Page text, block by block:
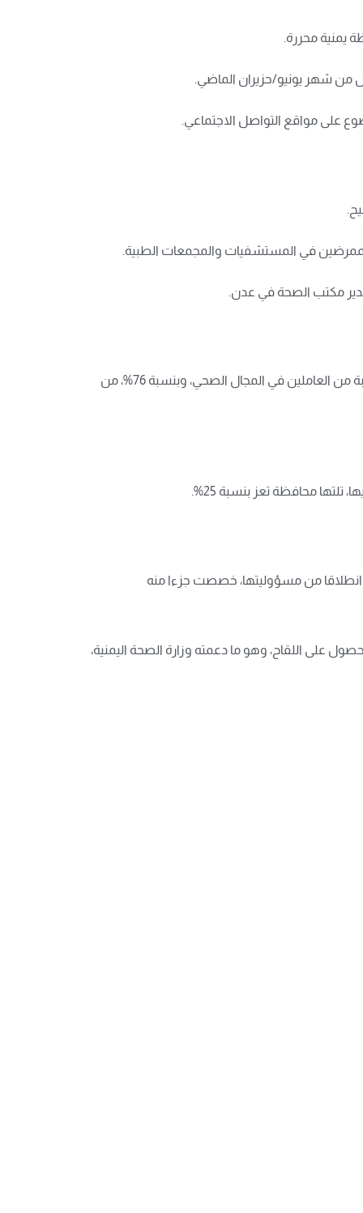
على مواقع التواصل الاجتماعي.
وفي تفاصيل الإحصائيات، كشف المسؤول الصحي أن محافظة الحديدة، غرب اليمن، تصدرت المحافظات التي طعمت أكبر نسبة من العاملين في المجال الصحي، وبنسبة 76%، من
وانطلاقا من مسؤوليتها، خصصت جزءا منه
على اللقاح، وهو ما دعمته وزارة الصحة اليمنية،